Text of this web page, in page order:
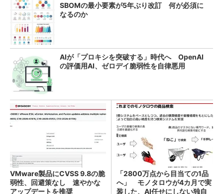
SBOMの最小要素が5年ぶり改訂 何が必須に
なるのか
AIが「プロキシを突破する」時代へ OpenAI
の評価用AI、ゼロデイ脆弱性を自律悪用
VMware製品にCVSS 9.8の脆
弱性、回避策なし 速やかな
アップデートを推奨
「2800万点から目当ての1品
へ」 モノタロウが4カ月で実
装した、AI任せにしない独自